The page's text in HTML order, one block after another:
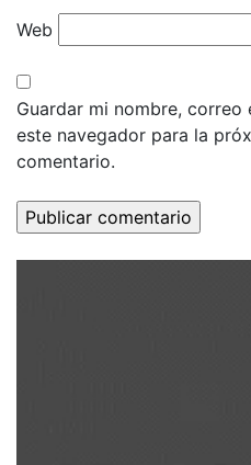
Web
Guardar mi nombre,
este navegador para la
comentario.